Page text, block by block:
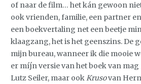
of naar de film… het kán gewoon
ook vrienden, familie, een partner
een boekvertaling net een beetje
klaagzang, het is het geenszins. De
mijn bureau, wanneer ik die mooie
er míjn versie van het boek van
Lutz Seiler, maar ookKrusovan